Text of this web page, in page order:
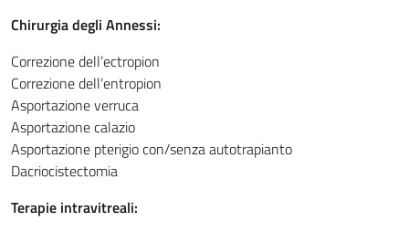
Chirurgia degli Annessi:
Correzione dell’ectropion
Correzione dell’entropion
Asportazione verruca
Asportazione calazio
Asportazione pterigio con/senza autotrapianto
Dacriocistectomia
Terapie intravitreali: